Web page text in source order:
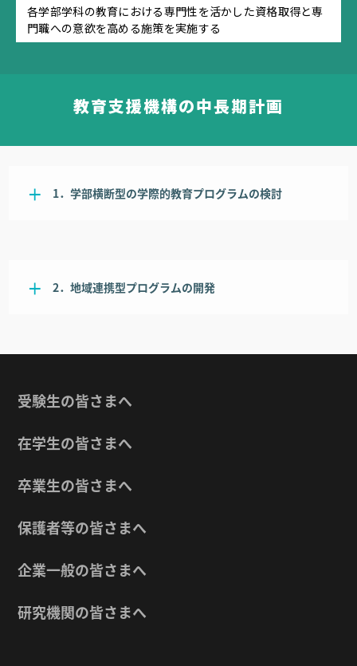
各学部学科の教育における専門性を活かした資格取得と専
門職への意欲を高める施策を実施する
教育支援機構の中長期計画
1．学部横断型の学際的教育プログラムの検討
2．地域連携型プログラムの開発
受験生の皆さまへ
在学生の皆さまへ
卒業生の皆さまへ
保護者等の皆さまへ
企業一般の皆さまへ
研究機関の皆さまへ